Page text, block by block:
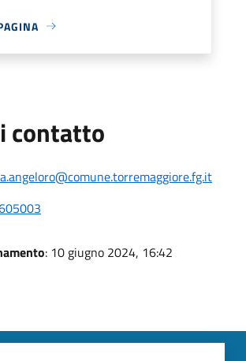
contatto
: 10 giugno 2024, 16:42